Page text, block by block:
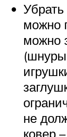
можно
можно
не
ковер